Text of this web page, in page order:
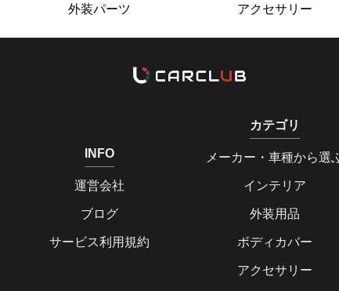
外装パーツ アクセサリー
INFO
運営会社
ブログ
サービス利用規約
カテゴリ
メーカー・車種から選
インテリア
外装用品
ボディカバー
アクセサリー